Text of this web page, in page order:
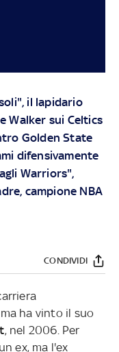
il lapidario
Walker sui Celtics
Golden State
difensivamente
Warriors",
campione NBA
CONDIVIDI
ma ha vinto il suo
, nel 2006. Per
ex, ma l'ex